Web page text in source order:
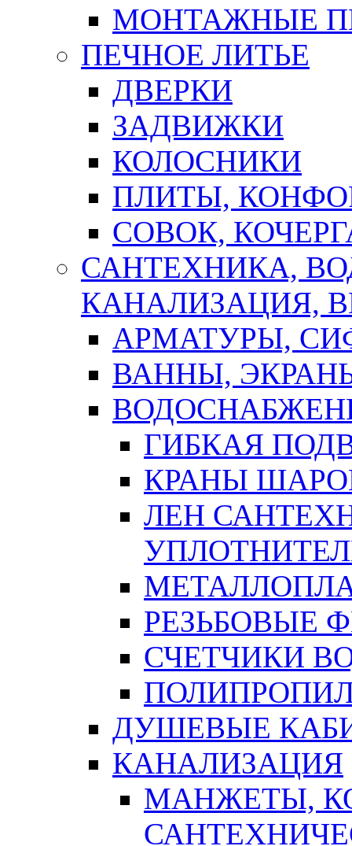
МОНТАЖНЫЕ
ПЕЧНОЕ ЛИТЬЕ
ДВЕРКИ
ЗАДВИЖКИ
КОЛОСНИКИ
ПЛИТЫ,
СОВОК,
САНТЕХНИКА,
КАНАЛИЗАЦИЯ,
АРМАТУРЫ,
ВАННЫ,
ГИБКАЯ
КРАНЫ
ЛЕН
РЕЗЬБОВЫЕ
СЧЕТЧИКИ
ДУШЕВЫЕ
КАНАЛИЗАЦИЯ
МАНЖЕТЫ,